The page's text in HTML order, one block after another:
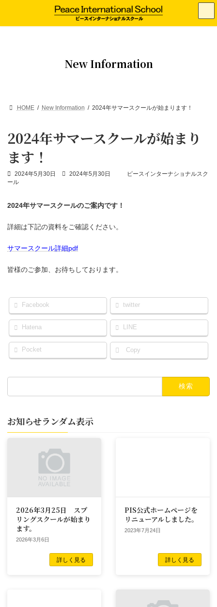
New Information
HOME New Information 2024年サマースクールが始まります！
2024年サマースクールが始まり
ます！
2024年5月30日
最
日
2024年5月30日
ピースインターナショナルスク
ール
2024年サマースクールのご案内です！
詳細は下記の資料をご確認ください。
サマースクール詳細pdf
皆様のご参加、お待ちしております。
Facebook twitter
Hatena LINE
Pocket Copy
検
お知らせランダム表示
2026年3月25日 スプ
リングスクールが始まり
ます。
2026年3月6日
詳しく見る
PIS公式ホームページを
リニューアルしました。
2023年7月24日
詳しく見る